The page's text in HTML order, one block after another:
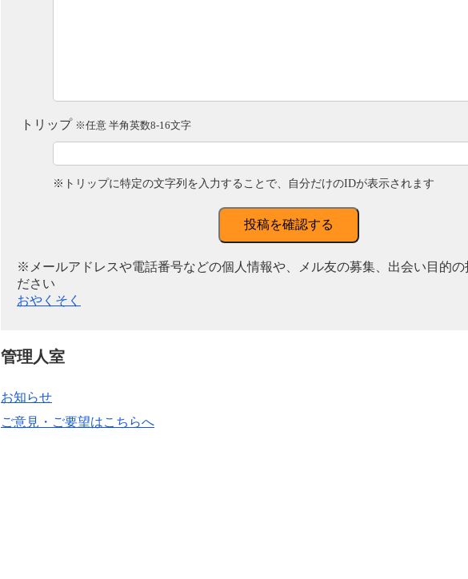
トリップ ※任意 半角英数8-16文字
※トリップに特定の文字列を入力することで、自分だけのIDが表示されます
投稿を確認する
※メールアドレスや電話番号などの個人情報や、メル友の募集、出会い目的の
ださい
おやくそく
管理人室
お知らせ
ご意見・ご要望はこちらへ